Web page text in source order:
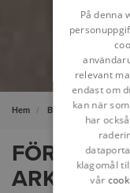
Hem Bygg & Infrastruktur
På denna
relevant
endast om
kan när
har
klagomål
vår